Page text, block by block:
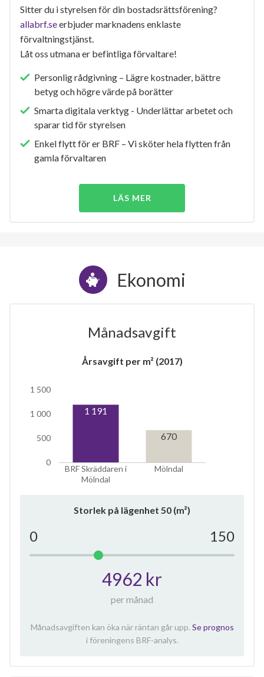
Sitter du i styrelsen för din bostadsrättsförening?
allabrf.seerbjuder marknadens enklaste
förvaltningstjänst.
Låt oss utmana er befintliga förvaltare!
Personlig rådgivning – Lägre kostnader, bättre
betyg och högre värde på borätter
Smarta digitala verktyg - Underlättar arbetet och
sparar tid för styrelsen
Enkel flytt för er BRF – Vi sköter hela flytten från
gamla förvaltaren
LÄS MER
Ekonomi
Månadsavgift
Årsavgift per m² (2017)
BRF Skräddaren i
Mölndal
Mölndal
0
500
1 000
1 500
1 191
670
Storlek på lägenhet 50 (m²)
0 150
4962 kr
per månad
Månadsavgiften kan öka när räntan går upp. Se prognos
i föreningens BRF-analys.